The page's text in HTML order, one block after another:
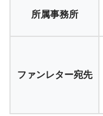
所属事務所
ファンレター宛先